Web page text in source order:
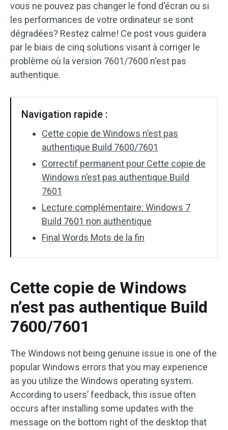
vous ne pouvez pas changer le fond d'écran ou si
les performances de votre ordinateur se sont
dégradées? Restez calme! Ce post vous guidera
par le biais de cinq solutions visant à corriger le
problème où la version 7601/7600 n'est pas
authentique.
Navigation rapide :
Cette copie de Windows n’est pas
authentique Build 7600/7601
Correctif permanent pour Cette copie de
Windows n’est pas authentique Build
7601
Lecture complémentaire: Windows 7
Build 7601 non authentique
Final Words Mots de la fin
Cette copie de Windows
n’est pas authentique Build
7600/7601
The Windows not being genuine issue is one of the
popular Windows errors that you may experience
as you utilize the Windows operating system.
According to users’ feedback, this issue often
occurs after installing some updates with the
message on the bottom right of the desktop that